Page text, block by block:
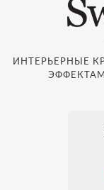
ИНТЕРЬЕРНЫЕ